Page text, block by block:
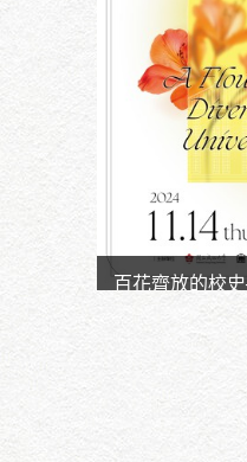
百花齊放的校
地點：光復校區